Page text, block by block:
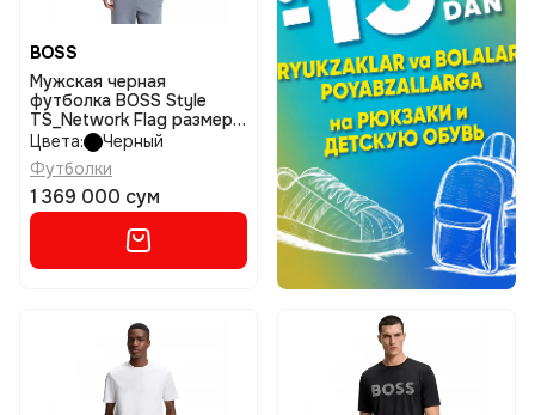
BOSS
Мужская черная
футболка BOSS Style
TS_Network Flag размер
m
Цвета:
Черный
Футболки
1 369 000 сум